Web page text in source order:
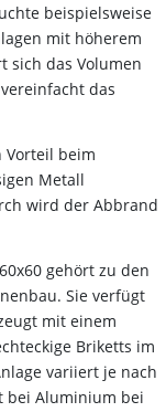
beispielsweise
mit höherem
sich das Volumen
das
Vorteil beim
Metall
wird der Abbrand
gehört zu den
Sie verfügt
mit einem
Briketts im
variiert je nach
bei Aluminium bei